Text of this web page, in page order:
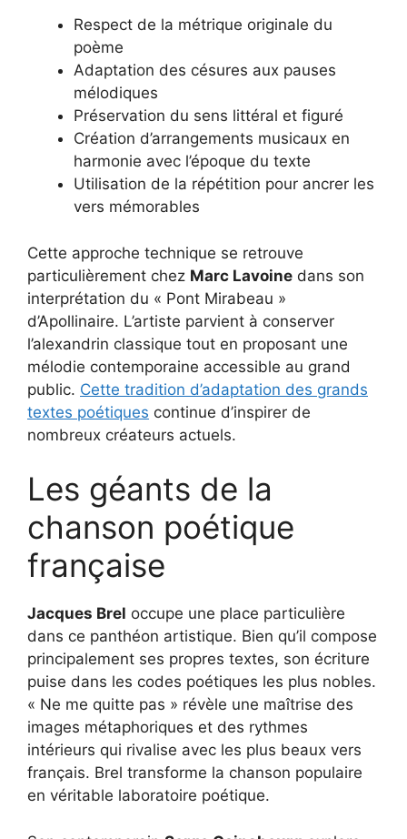
Respect de la métrique originale du
poème
Adaptation des césures aux pauses
mélodiques
Préservation du sens littéral et figuré
Création d’arrangements musicaux en
harmonie avec l’époque du texte
Utilisation de la répétition pour ancrer les
vers mémorables
Cette approche technique se retrouve
particulièrement chez Marc Lavoine dans son
interprétation du « Pont Mirabeau »
d’Apollinaire. L’artiste parvient à conserver
l’alexandrin classique tout en proposant une
mélodie contemporaine accessible au grand
public. Cette tradition d’adaptation des grands
textes poétiques continue d’inspirer de
nombreux créateurs actuels.
Les géants de la
chanson poétique
française
Jacques Brel occupe une place particulière
dans ce panthéon artistique. Bien qu’il compose
principalement ses propres textes, son écriture
puise dans les codes poétiques les plus nobles.
« Ne me quitte pas » révèle une maîtrise des
images métaphoriques et des rythmes
intérieurs qui rivalise avec les plus beaux vers
français. Brel transforme la chanson populaire
en véritable laboratoire poétique.